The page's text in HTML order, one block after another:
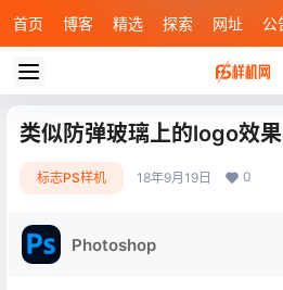
首页 博客 精选 探索 网址 公
类似防弹玻璃上的logo效
标志PS样机 18年9月19日 0
Photoshop